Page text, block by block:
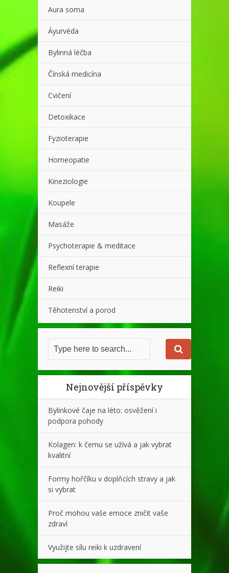
Aura soma
Áyurvéda
Bylinná léčba
Čínská medicína
Cvičení
Detoxikace
Fyzioterapie
Homeopatie
Kineziologie
Koupele
Masáže
Psychoterapie & meditace
Reflexní terapie
Reiki
Těhotenství a porod
Nejnovější příspěvky
Bylinkové čaje na léto: osvěžení i
podpora pohody
Kolagen: k čemu se užívá a jak vybrat
kvalitní
Formy hořčíku v doplňcích stravy a jak
si vybrat
Proč mohou vaše emoce zničit vaše
zdraví
Využijte sílu reiki k uzdravení